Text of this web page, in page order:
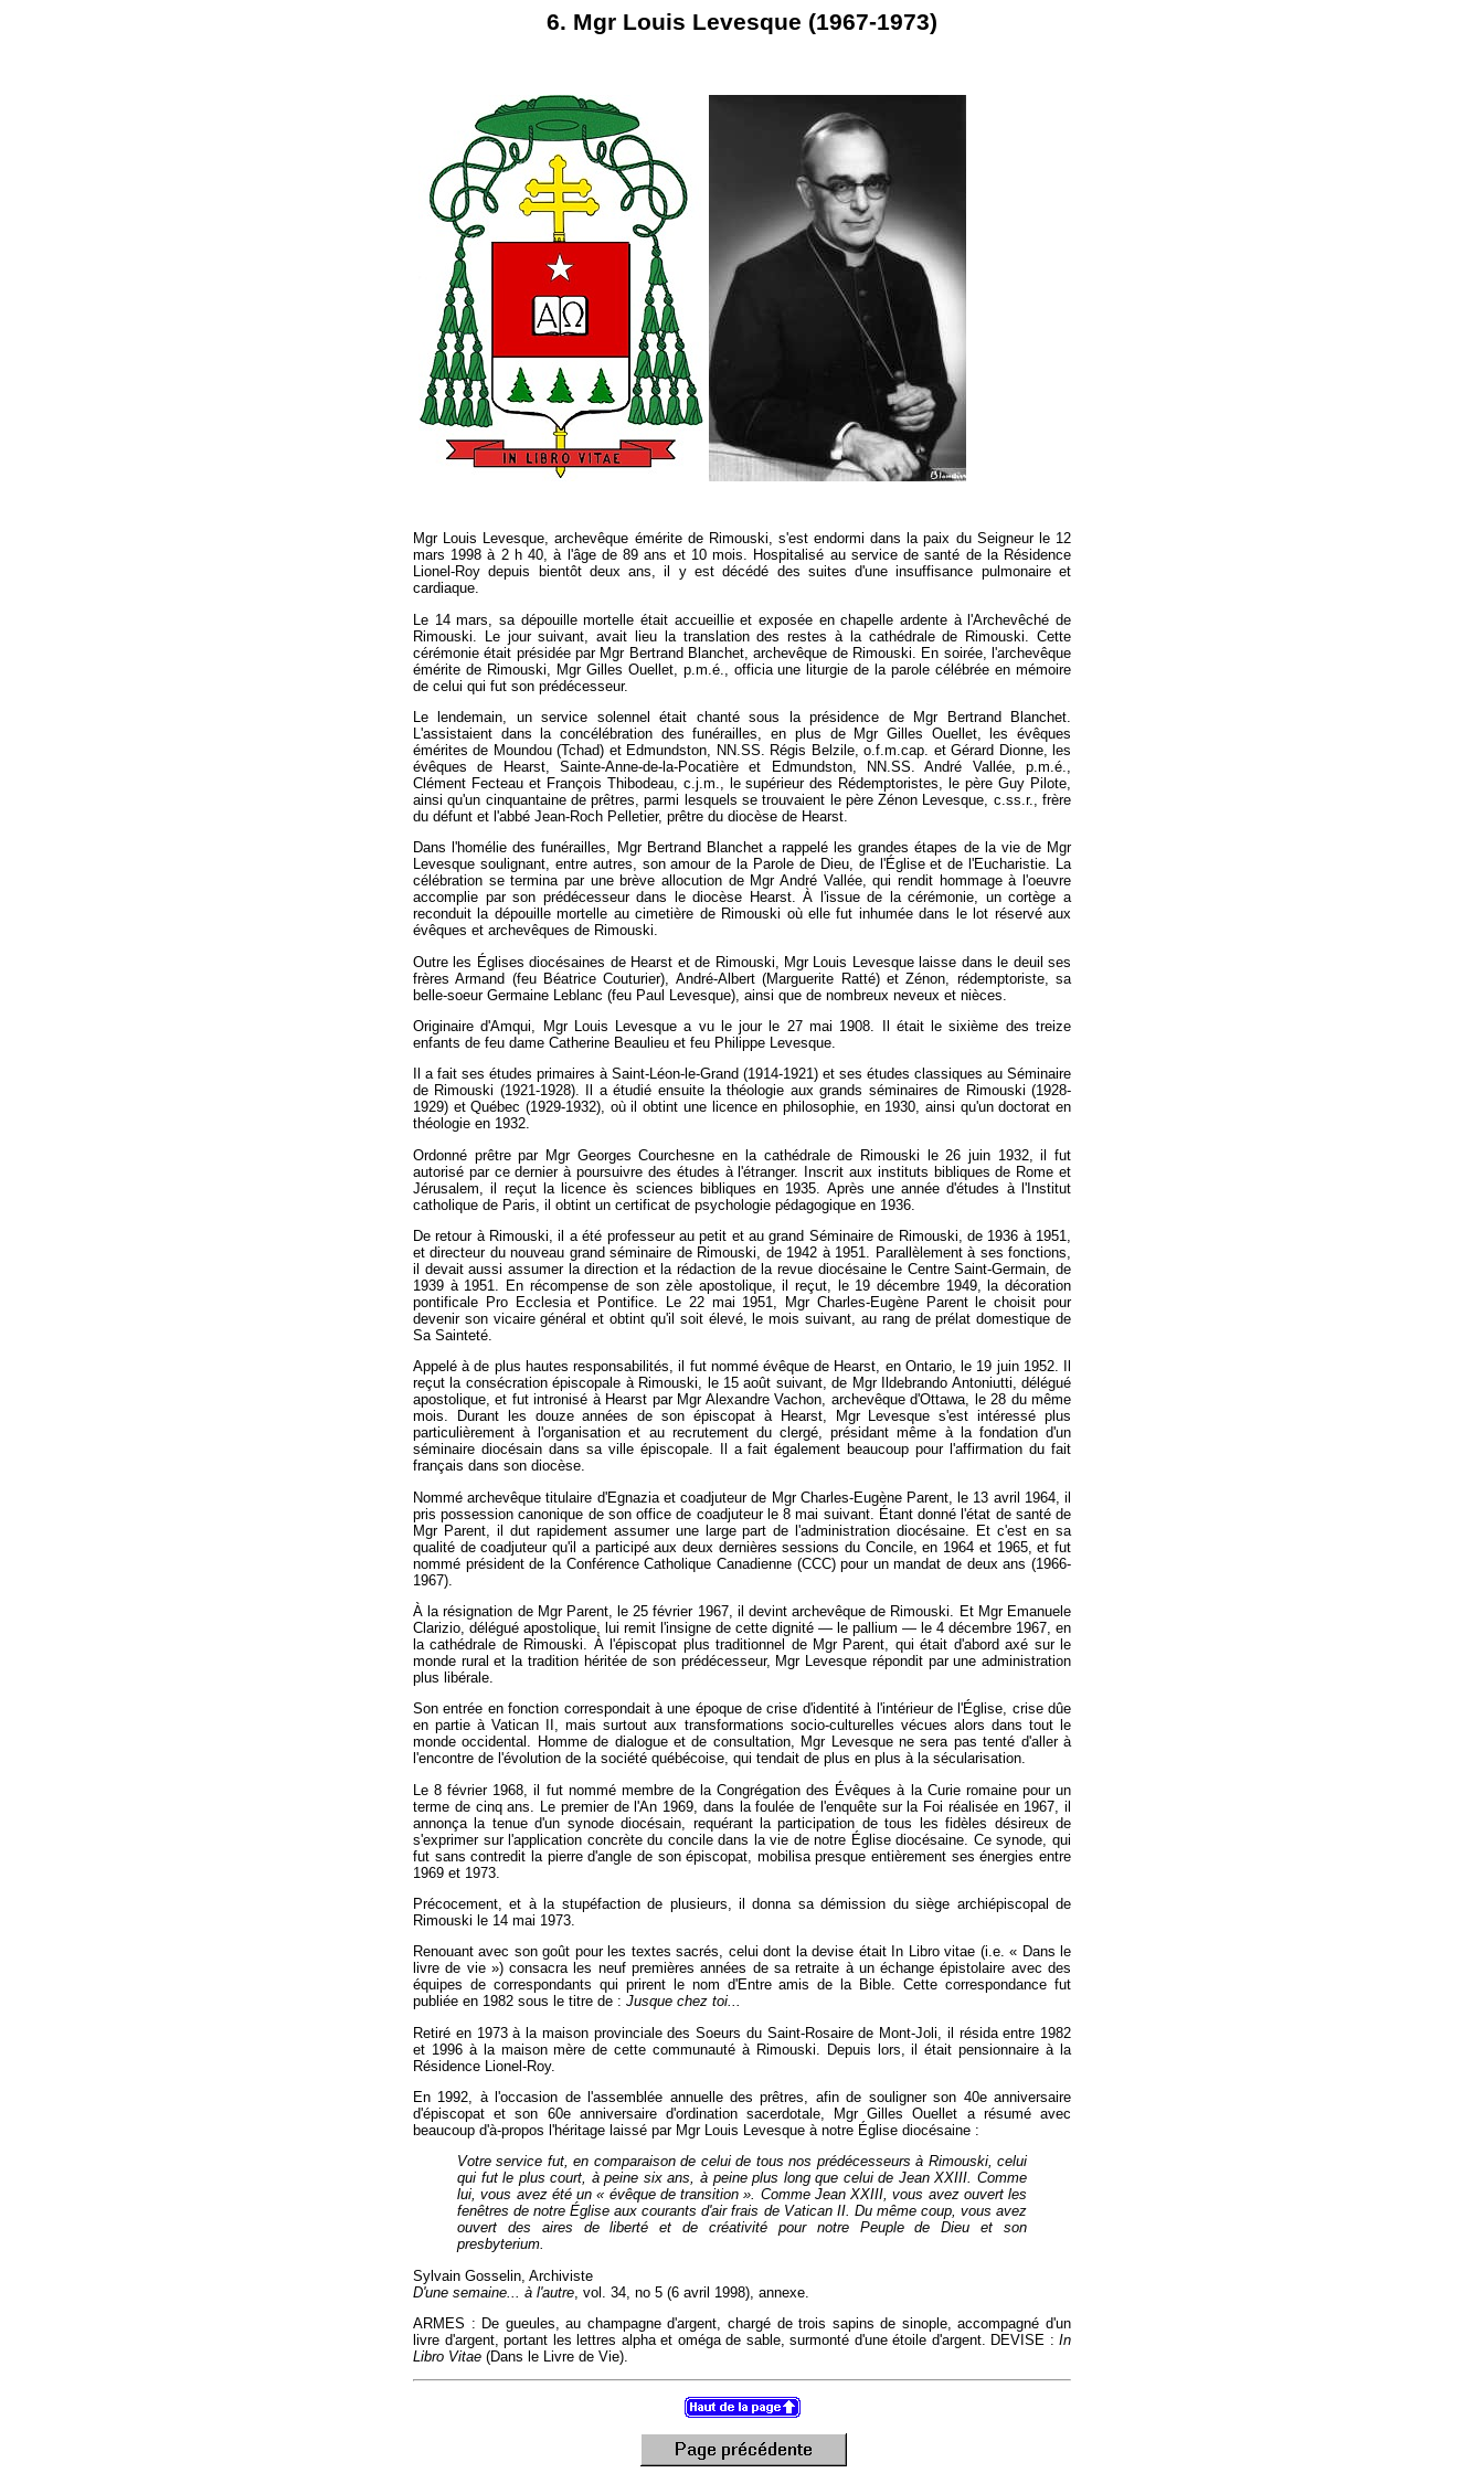
6. Mgr Louis Levesque (1967-1973)
Mgr Louis Levesque, archevêque émérite de Rimouski, s'est endormi dans la paix du Seigneur le 12
mars 1998 à 2 h 40, à l'âge de 89 ans et 10 mois. Hospitalisé au service de santé de la Résidence
Lionel-Roy depuis bientôt deux ans, il y est décédé des suites d'une insuffisance pulmonaire et
cardiaque.
Le 14 mars, sa dépouille mortelle était accueillie et exposée en chapelle ardente à l'Archevêché de
Rimouski. Le jour suivant, avait lieu la translation des restes à la cathédrale de Rimouski. Cette
cérémonie était présidée par Mgr Bertrand Blanchet, archevêque de Rimouski. En soirée, l'archevêque
émérite de Rimouski, Mgr Gilles Ouellet, p.m.é., officia une liturgie de la parole célébrée en mémoire
de celui qui fut son prédécesseur.
Le lendemain, un service solennel était chanté sous la présidence de Mgr Bertrand Blanchet.
L'assistaient dans la concélébration des funérailles, en plus de Mgr Gilles Ouellet, les évêques
émérites de Moundou (Tchad) et Edmundston, NN.SS. Régis Belzile, o.f.m.cap. et Gérard Dionne, les
évêques de Hearst, Sainte-Anne-de-la-Pocatière et Edmundston, NN.SS. André Vallée, p.m.é.,
Clément Fecteau et François Thibodeau, c.j.m., le supérieur des Rédemptoristes, le père Guy Pilote,
ainsi qu'un cinquantaine de prêtres, parmi lesquels se trouvaient le père Zénon Levesque, c.ss.r., frère
du défunt et l'abbé Jean-Roch Pelletier, prêtre du diocèse de Hearst.
Dans l'homélie des funérailles, Mgr Bertrand Blanchet a rappelé les grandes étapes de la vie de Mgr
Levesque soulignant, entre autres, son amour de la Parole de Dieu, de l'Église et de l'Eucharistie. La
célébration se termina par une brève allocution de Mgr André Vallée, qui rendit hommage à l'oeuvre
accomplie par son prédécesseur dans le diocèse Hearst. À l'issue de la cérémonie, un cortège a
reconduit la dépouille mortelle au cimetière de Rimouski où elle fut inhumée dans le lot réservé aux
évêques et archevêques de Rimouski.
Outre les Églises diocésaines de Hearst et de Rimouski, Mgr Louis Levesque laisse dans le deuil ses
frères Armand (feu Béatrice Couturier), André-Albert (Marguerite Ratté) et Zénon, rédemptoriste, sa
belle-soeur Germaine Leblanc (feu Paul Levesque), ainsi que de nombreux neveux et nièces.
Originaire d'Amqui, Mgr Louis Levesque a vu le jour le 27 mai 1908. Il était le sixième des treize
enfants de feu dame Catherine Beaulieu et feu Philippe Levesque.
Il a fait ses études primaires à Saint-Léon-le-Grand (1914-1921) et ses études classiques au Séminaire
de Rimouski (1921-1928). Il a étudié ensuite la théologie aux grands séminaires de Rimouski (1928-
1929) et Québec (1929-1932), où il obtint une licence en philosophie, en 1930, ainsi qu'un doctorat en
théologie en 1932.
Ordonné prêtre par Mgr Georges Courchesne en la cathédrale de Rimouski le 26 juin 1932, il fut
autorisé par ce dernier à poursuivre des études à l'étranger. Inscrit aux instituts bibliques de Rome et
Jérusalem, il reçut la licence ès sciences bibliques en 1935. Après une année d'études à l'Institut
catholique de Paris, il obtint un certificat de psychologie pédagogique en 1936.
De retour à Rimouski, il a été professeur au petit et au grand Séminaire de Rimouski, de 1936 à 1951,
et directeur du nouveau grand séminaire de Rimouski, de 1942 à 1951. Parallèlement à ses fonctions,
il devait aussi assumer la direction et la rédaction de la revue diocésaine le Centre Saint-Germain, de
1939 à 1951. En récompense de son zèle apostolique, il reçut, le 19 décembre 1949, la décoration
pontificale Pro Ecclesia et Pontifice. Le 22 mai 1951, Mgr Charles-Eugène Parent le choisit pour
devenir son vicaire général et obtint qu'il soit élevé, le mois suivant, au rang de prélat domestique de
Sa Sainteté.
Appelé à de plus hautes responsabilités, il fut nommé évêque de Hearst, en Ontario, le 19 juin 1952. Il
reçut la consécration épiscopale à Rimouski, le 15 août suivant, de Mgr Ildebrando Antoniutti, délégué
apostolique, et fut intronisé à Hearst par Mgr Alexandre Vachon, archevêque d'Ottawa, le 28 du même
mois. Durant les douze années de son épiscopat à Hearst, Mgr Levesque s'est intéressé plus
particulièrement à l'organisation et au recrutement du clergé, présidant même à la fondation d'un
séminaire diocésain dans sa ville épiscopale. Il a fait également beaucoup pour l'affirmation du fait
français dans son diocèse.
Nommé archevêque titulaire d'Egnazia et coadjuteur de Mgr Charles-Eugène Parent, le 13 avril 1964, il
pris possession canonique de son office de coadjuteur le 8 mai suivant. Étant donné l'état de santé de
Mgr Parent, il dut rapidement assumer une large part de l'administration diocésaine. Et c'est en sa
qualité de coadjuteur qu'il a participé aux deux dernières sessions du Concile, en 1964 et 1965, et fut
nommé président de la Conférence Catholique Canadienne (CCC) pour un mandat de deux ans (1966-
1967).
À la résignation de Mgr Parent, le 25 février 1967, il devint archevêque de Rimouski. Et Mgr Emanuele
Clarizio, délégué apostolique, lui remit l'insigne de cette dignité — le pallium — le 4 décembre 1967, en
la cathédrale de Rimouski. À l'épiscopat plus traditionnel de Mgr Parent, qui était d'abord axé sur le
monde rural et la tradition héritée de son prédécesseur, Mgr Levesque répondit par une administration
plus libérale.
Son entrée en fonction correspondait à une époque de crise d'identité à l'intérieur de l'Église, crise dûe
en partie à Vatican II, mais surtout aux transformations socio-culturelles vécues alors dans tout le
monde occidental. Homme de dialogue et de consultation, Mgr Levesque ne sera pas tenté d'aller à
l'encontre de l'évolution de la société québécoise, qui tendait de plus en plus à la sécularisation.
Le 8 février 1968, il fut nommé membre de la Congrégation des Évêques à la Curie romaine pour un
terme de cinq ans. Le premier de l'An 1969, dans la foulée de l'enquête sur la Foi réalisée en 1967, il
annonça la tenue d'un synode diocésain, requérant la participation de tous les fidèles désireux de
s'exprimer sur l'application concrète du concile dans la vie de notre Église diocésaine. Ce synode, qui
fut sans contredit la pierre d'angle de son épiscopat, mobilisa presque entièrement ses énergies entre
1969 et 1973.
Précocement, et à la stupéfaction de plusieurs, il donna sa démission du siège archiépiscopal de
Rimouski le 14 mai 1973.
Renouant avec son goût pour les textes sacrés, celui dont la devise était In Libro vitae (i.e. « Dans le
livre de vie ») consacra les neuf premières années de sa retraite à un échange épistolaire avec des
équipes de correspondants qui prirent le nom d'Entre amis de la Bible. Cette correspondance fut
publiée en 1982 sous le titre de : Jusque chez toi...
Retiré en 1973 à la maison provinciale des Soeurs du Saint-Rosaire de Mont-Joli, il résida entre 1982
et 1996 à la maison mère de cette communauté à Rimouski. Depuis lors, il était pensionnaire à la
Résidence Lionel-Roy.
En 1992, à l'occasion de l'assemblée annuelle des prêtres, afin de souligner son 40e anniversaire
d'épiscopat et son 60e anniversaire d'ordination sacerdotale, Mgr Gilles Ouellet a résumé avec
beaucoup d'à-propos l'héritage laissé par Mgr Louis Levesque à notre Église diocésaine :
Votre service fut, en comparaison de celui de tous nos prédécesseurs à Rimouski, celui
qui fut le plus court, à peine six ans, à peine plus long que celui de Jean XXIII. Comme
lui, vous avez été un « évêque de transition ». Comme Jean XXIII, vous avez ouvert les
fenêtres de notre Église aux courants d'air frais de Vatican II. Du même coup, vous avez
ouvert des aires de liberté et de créativité pour notre Peuple de Dieu et son
presbyterium.
Sylvain Gosselin, Archiviste
D'une semaine... à l'autre , vol. 34, no 5 (6 avril 1998), annexe.
ARMES : De gueules, au champagne d'argent, chargé de trois sapins de sinople, accompagné d'un
livre d'argent, portant les lettres alpha et oméga de sable, surmonté d'une étoile d'argent. DEVISE : In
Libro Vitae (Dans le Livre de Vie).